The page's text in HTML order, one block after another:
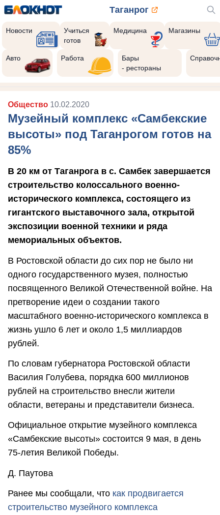
Таганрог
Новости
Учиться
готов
Медицина Магазины
Авто Работа
Бары
- рестораны
Общество 10.02.2020
Музейный комплекс «Самбекские
высоты» под Таганрогом готов на
85%
В 20 км от Таганрога в с. Самбек завершается
строительство колоссального военно-
исторического комплекса, состоящего из
гигантского выставочного зала, открытой
экспозиции военной техники и ряда
мемориальных объектов.
В Ростовской области до сих пор не было ни
одного государственного музея, полностью
посвященного Великой Отечественной войне. На
претворение идеи о создании такого
масштабного военно-исторического комплекса в
жизнь ушло 6 лет и около 1,5 миллиардов
рублей.
По словам губернатора Ростовской области
Василия Голубева, порядка 600 миллионов
рублей на строительство внесли жители
области, ветераны и представители бизнеса.
Официальное открытие музейного комплекса
«Самбекские высоты» состоится 9 мая, в день
75-летия Великой Победы.
Д. Паутова
Ранее мы сообщали, что как продвигается
строительство музейного комплекса